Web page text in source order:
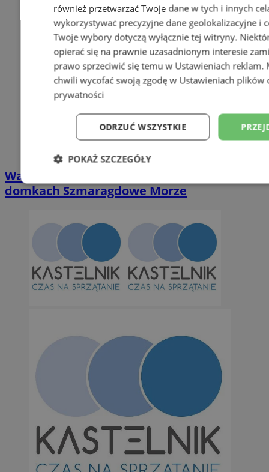
Wakacyjny wypoczynek nad Bałtykiem w
domkach Szmaragdowe Morze
również przetwarzać Twoje dane w tych i innych
wykorzystywać precyzyjne dane geolokalizacyjne i
Twoje wybory dotyczą wyłącznie tej witryny.
opierać się na prawnie uzasadnionym interesie
prawo sprzeciwić się temu w Ustawieniach reklam.
chwili wycofać swoją zgodę w Ustawieniach plików
prywatności
ODRZUĆ WSZYSTKIE
POKAŻ SZCZEGÓŁY
Niezbędne Wydajność
Niesklasyfikowane
Niezbędne pliki cookie umożliwiają korzystanie z podstawowych
takich jak logowanie użytkownika i zarządzanie kontem. Bez
można prawidłowo korzystać ze strony internetowej.
orzesze.com.pl
QeSessID orzesze.com.pl